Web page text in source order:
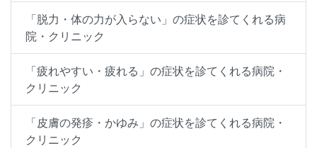
「脱力・体の力が入らない」の症状を診てくれる病
院・クリニック
「疲れやすい・疲れる」の症状を診てくれる病院・
クリニック
「皮膚の発疹・かゆみ」の症状を診てくれる病院・
クリニック